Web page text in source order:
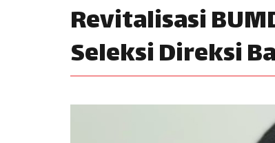
Revitalisasi
Seleksi Direksi